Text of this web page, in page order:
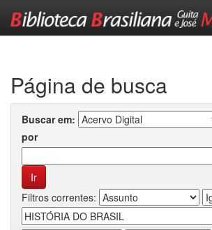
Página de busca
Buscar em:
por
Filtros correntes: